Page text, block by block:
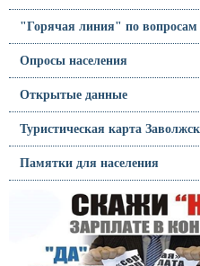
"Горячая линия" по вопросам
Опросы населения
Открытые данные
Туристическая карта
Памятки для населения